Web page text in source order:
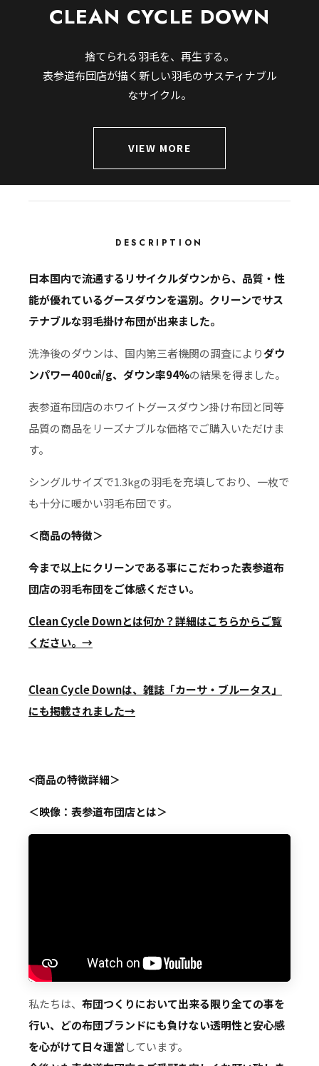
CLEAN CYCLE DOWN
捨てられる羽毛を、再生する。
表参道布団店が描く新しい羽毛のサスティナブル
なサイクル。
VIEW MORE
DESCRIPTION
日本国内で流通するリサイクルダウンから、品質・性
能が優れているグースダウンを選別。クリーンでサス
テナブルな羽毛掛け布団が出来ました。
洗浄後のダウンは、国内第三者機関の調査によりダウ
ンパワー400㎤/g、ダウン率94%の結果を得ました。
表参道布団店のホワイトグースダウン掛け布団と同等
品質の商品をリーズナブルな価格でご購入いただけま
す。
シングルサイズで1.3kgの羽毛を充填しており、一枚で
も十分に暖かい羽毛布団です。
＜商品の特徴＞
今まで以上にクリーンである事にこだわった表参道布
団店の羽毛布団をご体感ください。
Clean Cycle Downとは何か？詳細はこちらからご覧
ください。→
Clean Cycle Downは、雑誌「カーサ・ブルータス」
にも掲載されました→
<商品の特徴詳細＞
＜映像：表参道布団店とは＞
私たちは、 布団つくりにおいて出来る限り全ての事を
行い、どの布団ブランドにも負けない透明性と安心感
を心がけて日々運営しています。